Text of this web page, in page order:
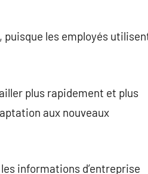
puisque les employés
plus rapidement et plus
aux nouveaux
informations d’entreprise